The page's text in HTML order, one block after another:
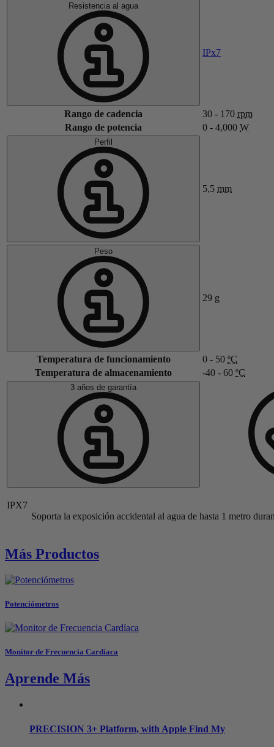
Resistencia al agua
IPx7
Rango de cadencia 30 - 170 rpm
Rango de potencia
0 - 4,000 W
Perfil
5,5 mm
Peso
29 g
Temperatura de funcionamiento 0 - 50 ºC
Temperatura de almacenamiento
-40 - 60 ºC
3 años de garantía
IPX7
Soporta la exposición accidental al agua de hasta 1 metro
Más Productos
Potenciómetros
Monitor de Frecuencia Cardíaca
Aprende Más
PRECISION 3+ Platform, with Apple Find My